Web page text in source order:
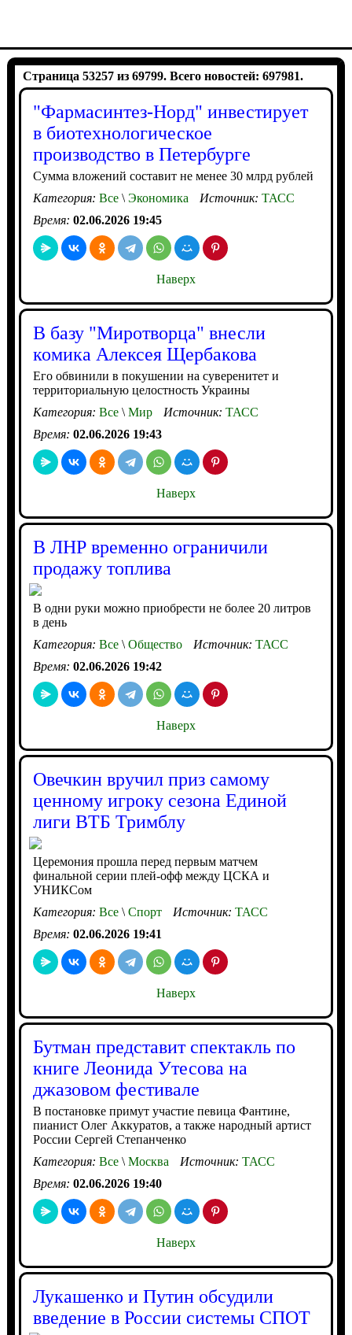
Страница 53257 из 69799. Всего новостей: 697981.
"Фармасинтез-Норд" инвестирует
в биотехнологическое
производство в Петербурге
Сумма вложений составит не менее 30 млрд рублей
Категория: Все\Экономика Источник: ТАСС
Время: 02.06.2026 19:45
Наверх
В базу "Миротворца" внесли
комика Алексея Щербакова
Его обвинили в покушении на суверенитет и
территориальную целостность Украины
Категория: Все\Мир Источник: ТАСС
Время: 02.06.2026 19:43
Наверх
В ЛНР временно ограничили
продажу топлива
В одни руки можно приобрести не более 20 литров
в день
Категория: Все\Общество Источник: ТАСС
Время: 02.06.2026 19:42
Наверх
Овечкин вручил приз самому
ценному игроку сезона Единой
лиги ВТБ Тримблу
Церемония прошла перед первым матчем
финальной серии плей-офф между ЦСКА и
УНИКСом
Категория: Все\Спорт Источник: ТАСС
Время: 02.06.2026 19:41
Наверх
Бутман представит спектакль по
книге Леонида Утесова на
джазовом фестивале
В постановке примут участие певица Фантине,
пианист Олег Аккуратов, а также народный артист
России Сергей Степанченко
Категория: Все\Москва Источник: ТАСС
Время: 02.06.2026 19:40
Наверх
Лукашенко и Путин обсудили
введение в России системы СПОТ